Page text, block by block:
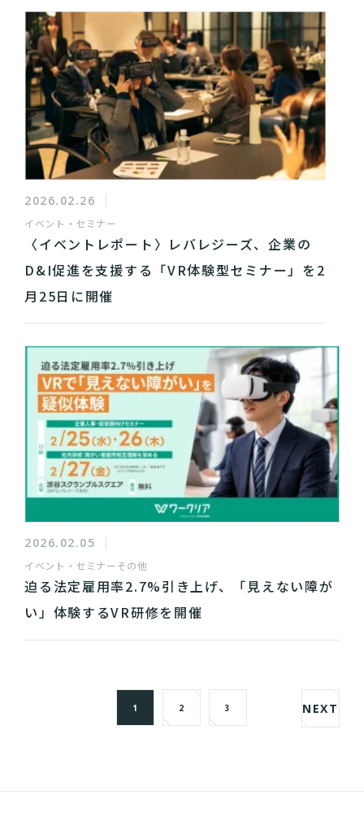
2026.02.26
イベント・セミナー
〈イベントレポート〉レバレジーズ、企業の
D&I促進を支援する「VR体験型セミナー」を2
月25日に開催
2026.02.05
イベント・セミナーその他
迫る法定雇用率2.7%引き上げ、「見えない障が
い」体験するVR研修を開催
1 2 3 NEXT